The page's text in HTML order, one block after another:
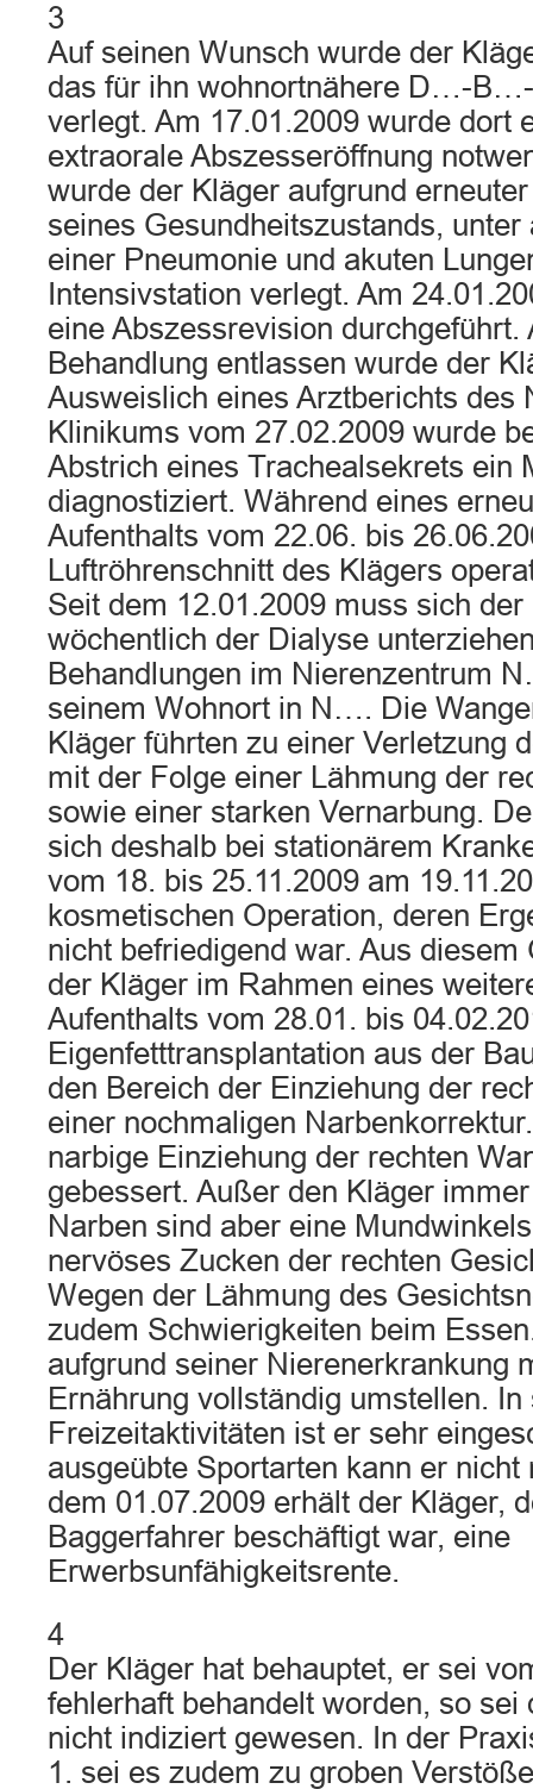
3
Auf seinen Wunsch wurde der
das für ihn wohnortnähere D…-
verlegt. Am 17.01.2009 wurde dort
extraorale Abszesseröffnung
wurde der Kläger aufgrund
seines Gesundheitszustands, unter
einer Pneumonie und akuten
Intensivstation verlegt. Am
eine Abszessrevision durchgeführt.
Behandlung entlassen wurde der
Ausweislich eines Arztberichts des
Klinikums vom 27.02.2009 wurde
Abstrich eines Trachealsekrets ein
diagnostiziert. Während eines
Aufenthalts vom 22.06. bis
Luftröhrenschnitt des Klägers
Seit dem 12.01.2009 muss sich
wöchentlich der Dialyse
Behandlungen im Nierenzentrum
seinem Wohnort in N…. Die
Kläger führten zu einer Verletzung
mit der Folge einer Lähmung der
sowie einer starken Vernarbung.
sich deshalb bei stationärem
vom 18. bis 25.11.2009 am
kosmetischen Operation, deren
nicht befriedigend war. Aus diesem
der Kläger im Rahmen eines
Aufenthalts vom 28.01. bis
Eigenfetttransplantation aus der
den Bereich der Einziehung der
einer nochmaligen
narbige Einziehung der rechten
gebessert. Außer den Kläger
Narben sind aber eine
nervöses Zucken der rechten
Wegen der Lähmung des
zudem Schwierigkeiten beim
aufgrund seiner Nierenerkrankung
Ernährung vollständig umstellen. In
Freizeitaktivitäten ist er sehr
ausgeübte Sportarten kann er
dem 01.07.2009 erhält der Kläger,
Baggerfahrer beschäftigt war, eine
Erwerbsunfähigkeitsrente.
4
Der Kläger hat behauptet, er sei
fehlerhaft behandelt worden, so sei
nicht indiziert gewesen. In der
1. sei es zudem zu groben